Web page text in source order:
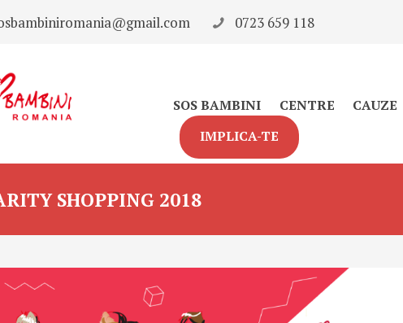
0723 659 118
SOS BAMBINI CENTRE CAUZE
IMPLICA-TE
SHOPPING 2018